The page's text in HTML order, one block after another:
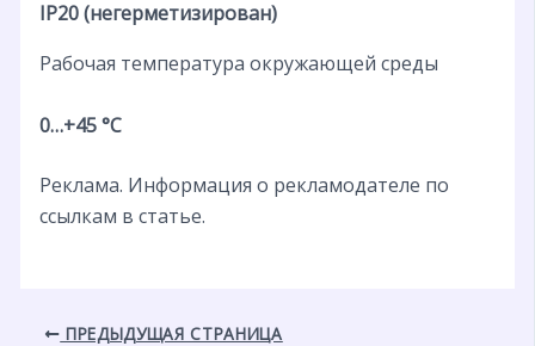
IP20 (негерметизирован)
Рабочая температура окружающей среды
0…+45 °С
Реклама. Информация о рекламодателе по
ссылкам в статье.
ПРЕДЫДУЩАЯ СТРАНИЦА